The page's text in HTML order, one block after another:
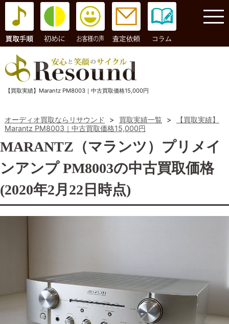
コラム
【買取実績】Marantz PM8003｜中古買取価格15,000円
オーディオ買取ならリサウンド > 買取実績一覧 >
【買取実績】
Marantz PM8003｜中古買取価格15,000円
MARANTZ（マランツ）プリメイ
ンアンプ PM8003の中古買取価格
(2020年2月22日時点)